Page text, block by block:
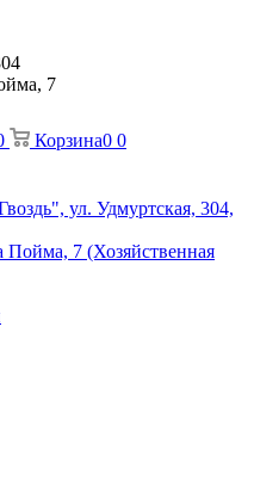
7
Корзина0 0
ул. Удмуртская, 304,
Пойма, 7 (Хозяйственная